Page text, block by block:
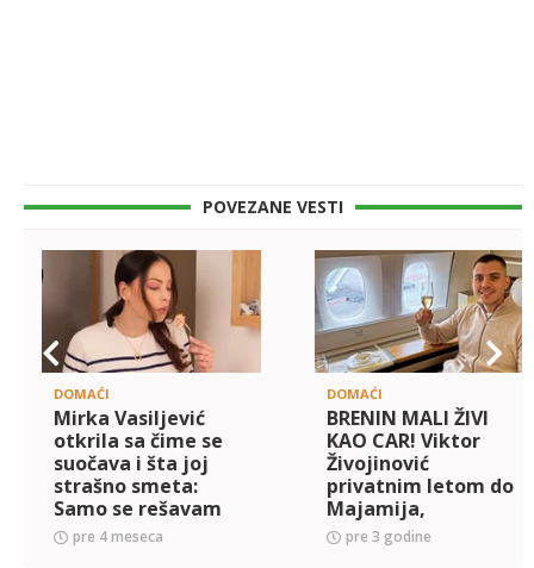
POVEZANE VESTI
DOMAĆI
Mirka Vasiljević
otkrila sa čime se
suočava i šta joj
strašno smeta:
Samo se rešavam
nervoze...
pre 4 meseca
DOMAĆI
BRENIN MALI ŽIVI
KAO CAR! Viktor
Živojinović
privatnim letom do
Majamija,
šampanjac ne
ispušta iz ruku
pre 3 godine